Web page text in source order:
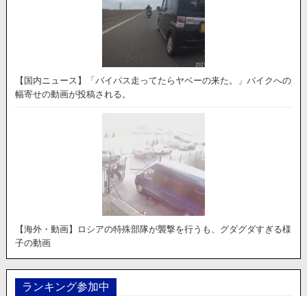
【国内ニュース】「バイパス走ってたらヤベーの来た。」バイクへの
幅寄せの動画が投稿される。
【海外・動画】ロシアの特殊部隊が襲撃を行うも、グダグダすぎる様
子の動画
ランキング参加中